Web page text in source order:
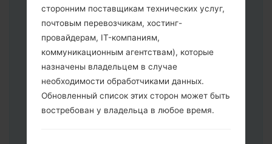
прошивки:
AP: "System & Recovery"
CP: "Modem & Radio"
CSC _ ***: "Country & Region & Operator"
HOME_CSC _ ***: "Country & Region &
Operator"
Добавьте все файлы в программу Odin
3.
сторонним поставщикам технических услуг,
почтовым перевозчикам, хостинг-
провайдерам, IT-компаниям,
коммуникационным агентствам), которые
назначены владельцем в случае
необходимости обработчиками данных.
Обновленный список этих сторон может быть
востребован у владельца в любое время.